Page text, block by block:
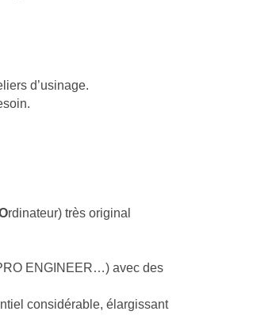
d’usinage.
rdinateur) très original
ENGINEER…) avec des
considérable, élargissant